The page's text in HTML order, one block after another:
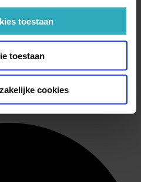
toestaan
toestaan
cookies